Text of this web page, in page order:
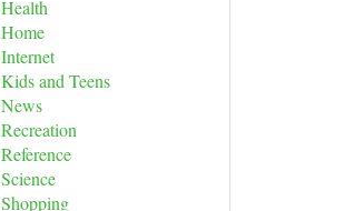
Health
Home
Internet
Kids and Teens
News
Recreation
Reference
Science
Shopping